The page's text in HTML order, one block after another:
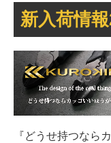
新入荷情報
『どうせ持つなら